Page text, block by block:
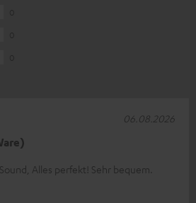
Alles perfekt! Sehr bequem.
06.08.2026